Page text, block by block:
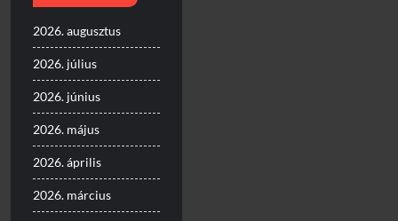
2026. augusztus
2026. július
2026. június
2026. május
2026. április
2026. március